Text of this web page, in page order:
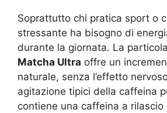
Soprattutto chi pratica sport o
stressante ha bisogno di
durante la giornata. La
Matcha Ultra offre un
naturale, senza l’effetto
agitazione tipici della caffeina
contiene una caffeina a rilascio